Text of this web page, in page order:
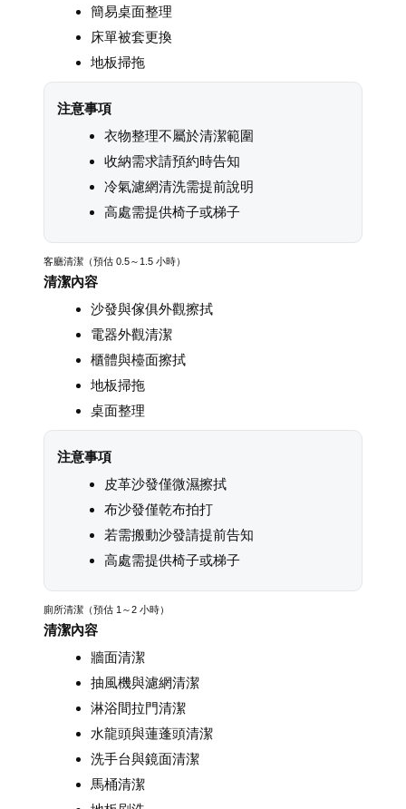
簡易桌面整理
床單被套更換
地板掃拖
注意事項
衣物整理不屬於清潔範圍
收納需求請預約時告知
冷氣濾網清洗需提前說明
高處需提供椅子或梯子
客廳清潔（預估 0.5～1.5 小時）
清潔內容
沙發與傢俱外觀擦拭
電器外觀清潔
櫃體與檯面擦拭
地板掃拖
桌面整理
注意事項
皮革沙發僅微濕擦拭
布沙發僅乾布拍打
若需搬動沙發請提前告知
高處需提供椅子或梯子
廁所清潔（預估 1～2 小時）
清潔內容
牆面清潔
抽風機與濾網清潔
淋浴間拉門清潔
水龍頭與蓮蓬頭清潔
洗手台與鏡面清潔
馬桶清潔